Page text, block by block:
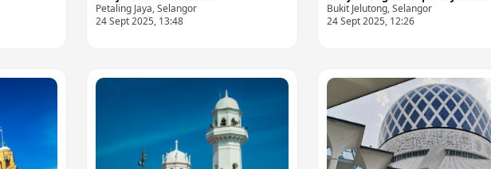
Petaling Jaya, Selangor
24 Sept 2025, 13:48
Bukit Jelutong, Selangor
24 Sept 2025, 12:26